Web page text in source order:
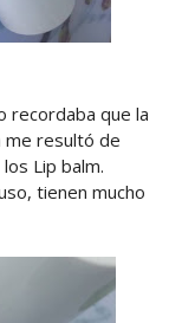
recordaba que la
me resultó de
Lip balm.
tienen mucho